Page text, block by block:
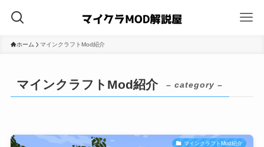
ホーム マインクラフトMod紹介
マインクラフトMod紹介 – category –
マインクラフトMod紹介